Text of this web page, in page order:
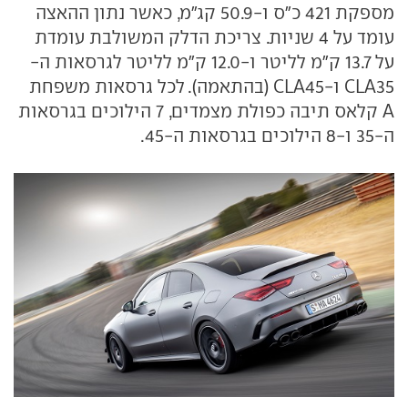
מספקת 421 כ"ס ו-50.9 קג"מ, כאשר נתון ההאצה
עומד על 4 שניות. צריכת הדלק המשולבת עומדת
על 13.7 ק"מ לליטר ו-12.0 ק"מ לליטר לגרסאות ה-
CLA35 ו-CLA45 (בהתאמה). לכל גרסאות משפחת
A קלאס תיבה כפולת מצמדים, 7 הילוכים בגרסאות
ה-35 ו-8 הילוכים בגרסאות ה-45.